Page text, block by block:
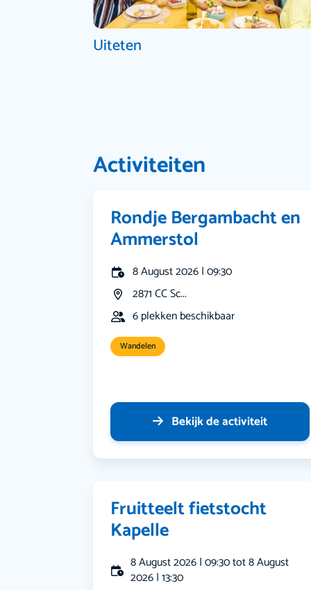
Uiteten
Activiteiten
Rondje Bergambacht en
Ammerstol
8 August 2026 | 09:30
2871 CC Sc...
6 plekken beschikbaar
Wandelen
Bekijk de activiteit
Fruitteelt fietstocht
Kapelle
8 August 2026 | 09:30 tot 8 August
2026 | 13:30